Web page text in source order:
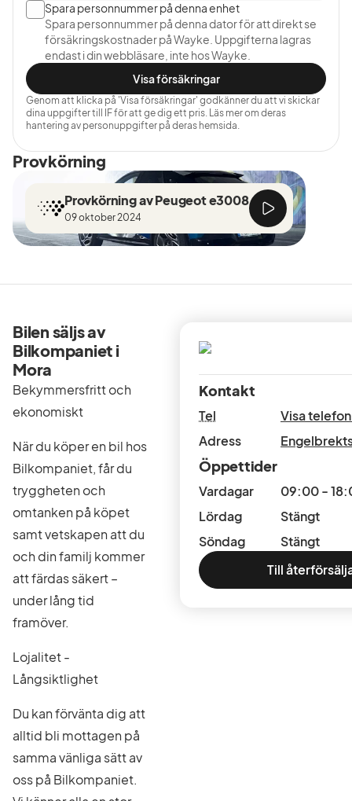
Spara personnummer på denna enhet
Spara personnummer på denna dator för att direkt se
försäkringskostnader på Wayke. Uppgifterna lagras
endast i din webbläsare, inte hos Wayke.
Visa försäkringar
Genom att klicka på 'Visa försäkringar' godkänner du att vi skickar
dina uppgifter till IF för att ge dig ett pris. Läs mer om deras
hantering av personuppgifter på deras hemsida.
Provkörning
Provkörning av Peugeot e3008
09 oktober 2024
Bilen säljs av
Bilkompaniet i
Mora
Bekymmersfritt och
ekonomiskt
När du köper en bil hos
Bilkompaniet, får du
tryggheten och
omtanken på köpet
samt vetskapen att du
och din familj kommer
att färdas säkert –
under lång tid
framöver.
Lojalitet -
Långsiktlighet
Du kan förvänta dig att
alltid bli mottagen på
samma vänliga sätt av
oss på Bilkompaniet.
Kontakt
Tel
Visa
Adress
Öppettider
Vardagar
09:00 -
Lördag
Stängt
Söndag
Stängt
Till